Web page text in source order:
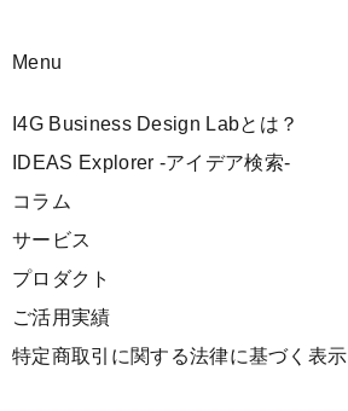
Menu
I4G Business Design Labとは？
IDEAS Explorer -アイデア検索-
コラム
サービス
プロダクト
ご活用実績
特定商取引に関する法律に基づく表示